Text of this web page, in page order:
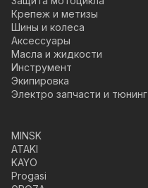
Крепеж и метизы
Шины и колеса
Аксессуары
Масла и жидкости
Инструмент
Экипировка
Электро запчасти и тюнинг
MINSK
ATAKI
KAYO
Progasi